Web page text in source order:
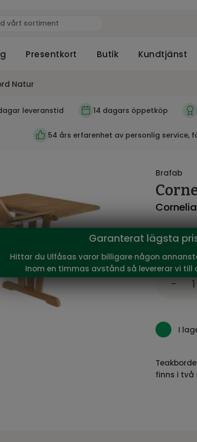
Presentkort Butik Kundtjänst
Natur
leveranstid 14 dagars öppetköp
54 års erfarenhet av personlig service,
Brafab
Vårt pris:
I
finns i två
Garanterat lägsta
Hittar du Ulfåsas varor billigare någon
Inom en timmas avstånd så levererar vi till